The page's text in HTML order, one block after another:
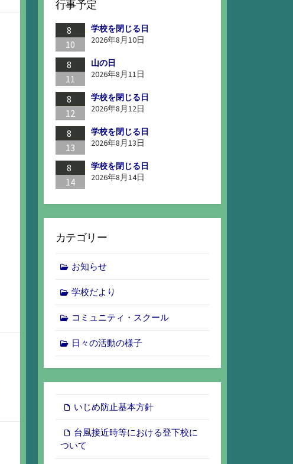
行事予定
8
10
学校を閉じる日
2026年8月10日
8
11
山の日
2026年8月11日
8
12
学校を閉じる日
2026年8月12日
8
13
学校を閉じる日
2026年8月13日
8
14
学校を閉じる日
2026年8月14日
カテゴリー
お知らせ
学校だより
コミュニティ・スクール
日々の活動の様子
いじめ防止基本方針
台風接近時等における登下校に
ついて